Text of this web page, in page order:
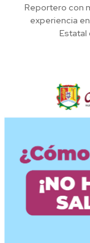
Reportero con
experiencia
Estatal